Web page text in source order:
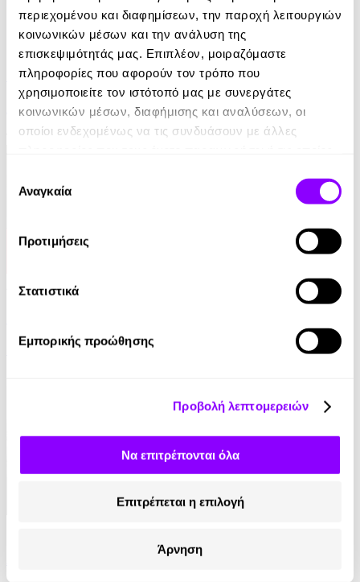
περιεχομένου και διαφημίσεων, την παροχή λειτουργιών
κοινωνικών μέσων και την ανάλυση της
επισκεψιμότητάς μας. Επιπλέον, μοιραζόμαστε
πληροφορίες που αφορούν τον τρόπο που
χρησιμοποιείτε τον ιστότοπό μας με συνεργάτες
κοινωνικών μέσων, διαφήμισης και αναλύσεων, οι
οποίοι ενδεχομένως να τις συνδυάσουν με άλλες
των υπηρεσιών τους.
συγκατάθεσης
Αναγκαία
Προτιμήσεις
Στατιστικά
Εμπορικής προώθησης
Προβολή λεπτομερειών
Να επιτρέπονται όλα
Επιτρέπεται η επιλογή
Άρνηση
eBook
Euro - Δυσκολότερο από ένα Μουντιάλ
Αντώνης Καρπετόπουλος
14.99€
Audiobook • 1 Credit
Kakuzo Okakura
Αιματοβαμμένες χώρες